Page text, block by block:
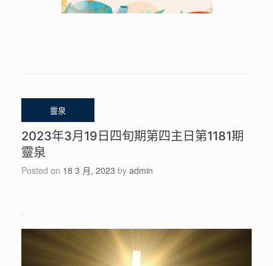
2023年3月19日四旬期第四主日第1181期
靈泉
Posted on 18 3 月, 2023 by admin